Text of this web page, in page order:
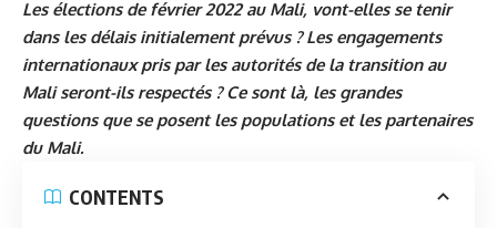
Les élections de février 2022 au Mali, vont-elles se tenir
dans les délais initialement prévus ? Les engagements
internationaux pris par les autorités de la transition au
Mali seront-ils respectés ? Ce sont là, les grandes
questions que se posent les populations et les partenaires
du Mali.
CONTENTS